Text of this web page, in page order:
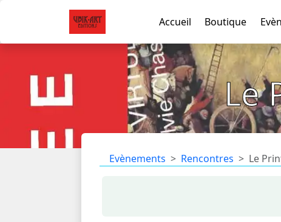
Accueil Boutique
Le
Evènements Rencontres Le